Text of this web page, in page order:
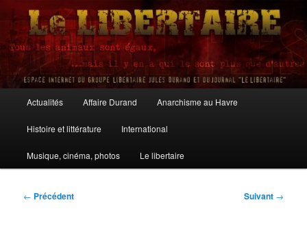
Aller
contenu
principalLe Libertaire
principal
Actualités Affaire Durand Anarchisme au Havre
Histoire et littérature International
Musique, cinéma, photos Le libertaire
Navigation
← Précédent Suivant →